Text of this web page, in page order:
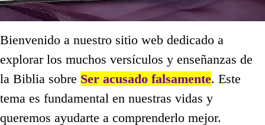
Bienvenido a nuestro sitio web dedicado a
explorar los muchos versículos y enseñanzas de
la Biblia sobre Ser acusado falsamente. Este
tema es fundamental en nuestras vidas y
queremos ayudarte a comprenderlo mejor.